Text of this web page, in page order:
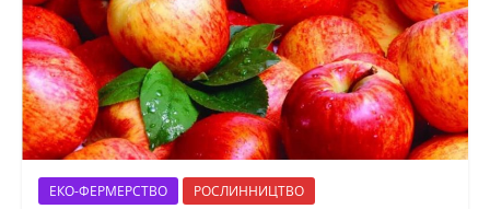
ЕКО-ФЕРМЕРСТВО РОСЛИННИЦТВО